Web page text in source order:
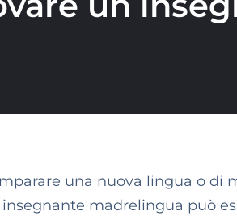
una nuova lingua o di
madrelingua può